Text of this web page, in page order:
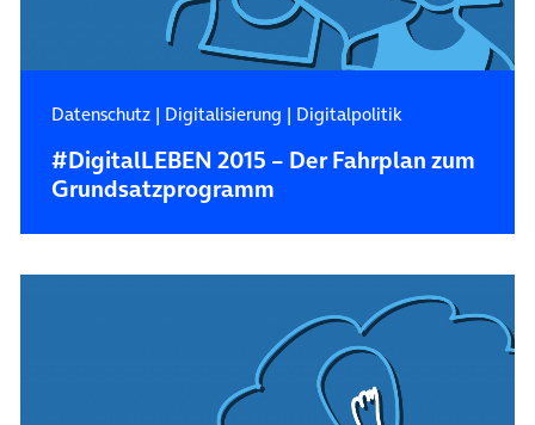
Datenschutz| Digitalisierung | Digitalpolitik
#DigitalLEBEN 2015 – Der Fahrplan zum
Grundsatzprogramm